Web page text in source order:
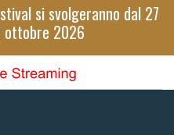
si svolgeranno dal 27
2026